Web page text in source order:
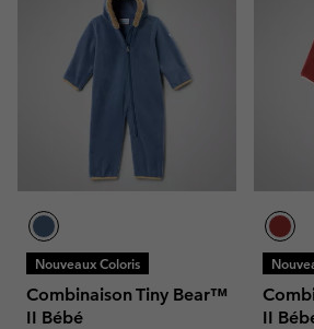
Nouveaux Coloris
Combinaison Tiny Bear™
II Bébé
II